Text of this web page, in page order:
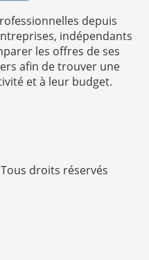
depuis
indépendants
les offres de ses
afin de trouver une
et à leur budget.
droits réservés